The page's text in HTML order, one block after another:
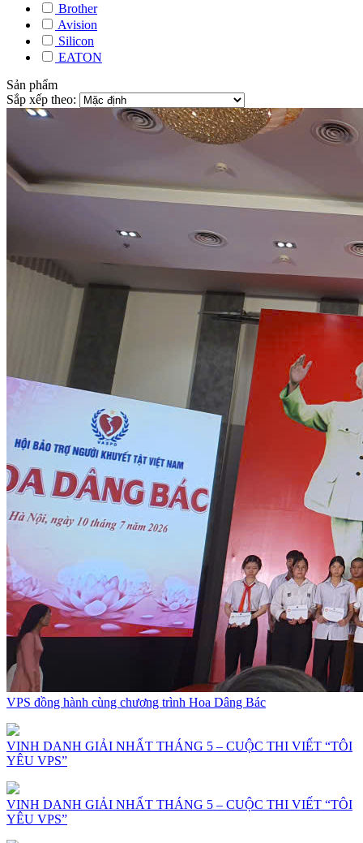
Brother
Avision
Silicon
EATON
Sản phẩm
Sắp xếp theo:
VPS đồng hành cùng chương trình Hoa Dâng Bác
VINH DANH GIẢI NHẤT THÁNG 5 – CUỘC THI VIẾT “TÔI
YÊU VPS”
VINH DANH GIẢI NHẤT THÁNG 5 – CUỘC THI VIẾT “TÔI
YÊU VPS”